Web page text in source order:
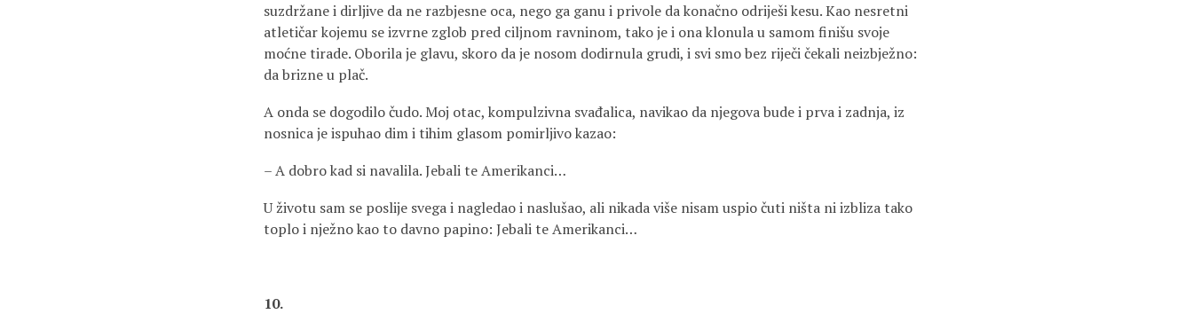
suzdržane i dirljive da ne razbjesne oca, nego ga ganu i privole da konačno odriješi kesu. Kao nesretni
atletičar kojemu se izvrne zglob pred ciljnom ravninom, tako je i ona klonula u samom finišu svoje
moćne tirade. Oborila je glavu, skoro da je nosom dodirnula grudi, i svi smo bez riječi čekali neizbježno:
da brizne u plač.
A onda se dogodilo čudo. Moj otac, kompulzivna svađalica, navikao da njegova bude i prva i zadnja, iz
nosnica je ispuhao dim i tihim glasom pomirljivo kazao:
– A dobro kad si navalila. Jebali te Amerikanci…
U životu sam se poslije svega i nagledao i naslušao, ali nikada više nisam uspio čuti ništa ni izbliza tako
toplo i nježno kao to davno papino: Jebali te Amerikanci…
10.